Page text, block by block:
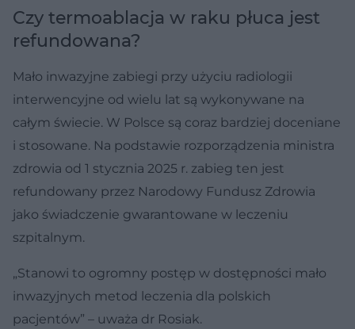
Czy termoablacja w raku płuca jest
refundowana?
Mało inwazyjne zabiegi przy użyciu radiologii
interwencyjne od wielu lat są wykonywane na
całym świecie. W Polsce są coraz bardziej doceniane
i stosowane. Na podstawie rozporządzenia ministra
zdrowia od 1 stycznia 2025 r. zabieg ten jest
refundowany przez Narodowy Fundusz Zdrowia
jako świadczenie gwarantowane w leczeniu
szpitalnym.
„Stanowi to ogromny postęp w dostępności mało
inwazyjnych metod leczenia dla polskich
pacjentów” – uważa dr Rosiak.